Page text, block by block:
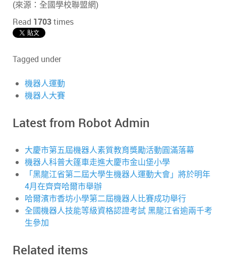
(來源：全國學校聯盟網)
Read 1703times
Tagged under
機器人運動
機器人大賽
Latest from Robot Admin
大慶市第五屆機器人素質教育獎勵活動圓滿落幕
機器人科普大篷車走進大慶市金山堡小學
「黑龍江省第二屆大學生機器人運動大會」將於明年
4月在齊齊哈爾市舉辦
哈爾濱市香坊小學第二屆機器人比賽成功舉行
全國機器人技能等級資格認證考試 黑龍江省逾兩千考
生參加
Related items